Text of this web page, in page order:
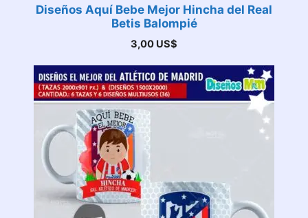
Diseños Aquí Bebe Mejor Hincha del Real
Betis Balompié
3,00 US$